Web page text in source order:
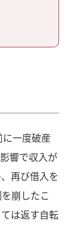
一度破産
響で収入が
再び借入を
崩したこ
は返す自転